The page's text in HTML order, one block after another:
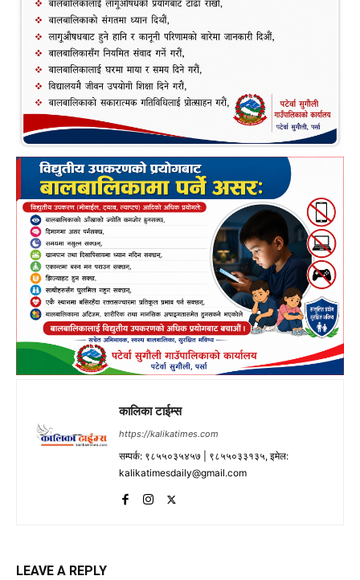
कालिका टाईम्स
https://kalikatimes.com
सम्पर्क: ९८५५०३५४५७ | ९८५५०३३१३५, इमेल:
kalikatimesdaily@gmail.com
LEAVE A REPLY